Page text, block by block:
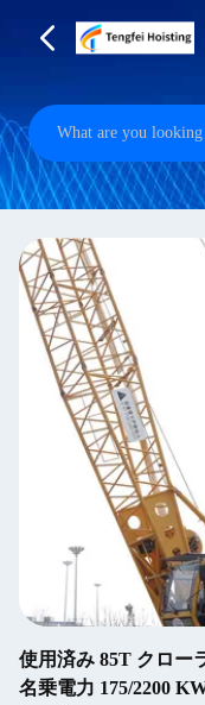
使用済み 85T クロー
名乗電力 175/2200